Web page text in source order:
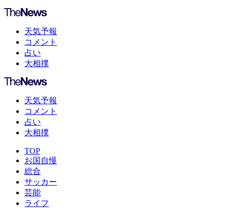
天気予報
コメント
占い
大相撲
天気予報
コメント
占い
大相撲
TOP
お国自慢
総合
サッカー
芸能
ライフ